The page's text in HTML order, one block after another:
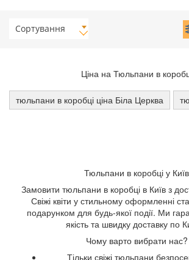
Сортування
Ціна на Тюльпани в
тюльпани в коробці ціна Біла Церква
Тюльпани в коробці у Київ
Замовити тюльпани в коробці в Київ з
Свіжі квіти у стильному оформленні
подарунком для будь-якої події. Ми
якість та швидку доставку по
Чому варто вибрати нас?
Тільки свіжі тюльпани